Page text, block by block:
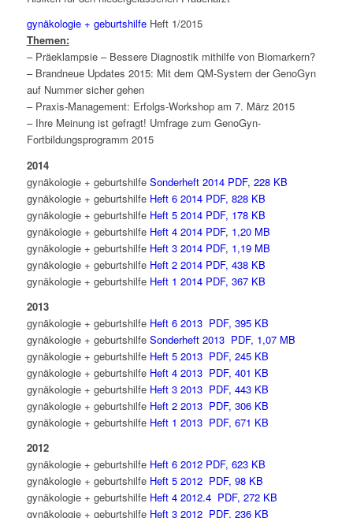
gynäkologie + geburtshilfeHeft 1/2015
Themen:
– Präeklampsie – Bessere Diagnostik mithilfe von Biomarkern?
– Brandneue Updates 2015: Mit dem QM-System der GenoGyn
auf Nummer sicher gehen
– Praxis-Management: Erfolgs-Workshop am 7. März 2015
– Ihre Meinung ist gefragt! Umfrage zum GenoGyn-
Fortbildungsprogramm 2015
2014
gynäkologie + geburtshilfe Sonderheft 2014 PDF, 228 KB
gynäkologie + geburtshilfe Heft 6 2014 PDF, 828 KB
gynäkologie + geburtshilfe Heft 5 2014 PDF, 178 KB
gynäkologie + geburtshilfe Heft 4 2014 PDF, 1,20 MB
gynäkologie + geburtshilfe Heft 3 2014 PDF, 1,19 MB
gynäkologie + geburtshilfe Heft 2 2014 PDF, 438 KB
gynäkologie + geburtshilfe Heft 1 2014 PDF, 367 KB
2013
gynäkologie + geburtshilfe Heft 6 2013 PDF, 395 KB
gynäkologie + geburtshilfe Sonderheft 2013 PDF, 1,07 MB
gynäkologie + geburtshilfe Heft 5 2013 PDF, 245 KB
gynäkologie + geburtshilfe Heft 4 2013 PDF, 401 KB
gynäkologie + geburtshilfe Heft 3 2013 PDF, 443 KB
gynäkologie + geburtshilfe Heft 2 2013 PDF, 306 KB
gynäkologie + geburtshilfe Heft 1 2013 PDF, 671 KB
2012
gynäkologie + geburtshilfe Heft 6 2012 PDF, 623 KB
gynäkologie + geburtshilfe Heft 5 2012 PDF, 98 KB
gynäkologie + geburtshilfe Heft 4 2012.4 PDF, 272 KB
gynäkologie + geburtshilfe Heft 3 2012 PDF, 236 KB